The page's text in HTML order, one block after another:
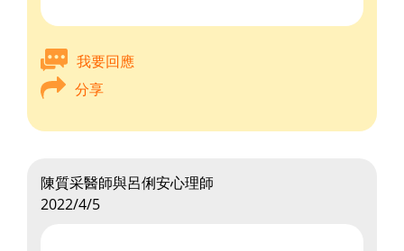
我要回應
分享
陳質采醫師與呂俐安心理師
2022/4/5